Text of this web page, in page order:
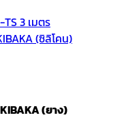
(ยาง)